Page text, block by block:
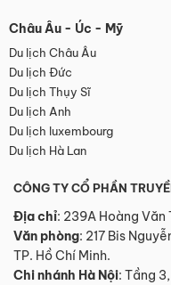
Châu Âu - Úc - Mỹ
Du lịch Châu Âu
Du lịch Đức
Du lịch Thụy Sĩ
Du lịch Anh
Du lịch luxembourg
Du lịch Hà Lan
CÔNG TY CỔ PHẦN
Địa chỉ: 239A Hoàng Văn
Văn phòng: 217 Bis
TP. Hồ Chí Minh.
Chi nhánh Hà Nội: Tầng